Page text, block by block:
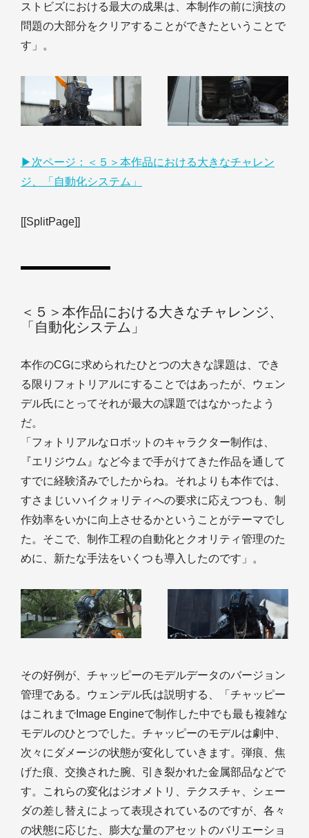
ストビズにおける最大の成果は、本制作の前に演技の
問題の大部分をクリアすることができたということで
す」。
▶︎次ページ：＜５＞本作品における大きなチャレン
ジ、「自動化システム」
[[SplitPage]]
＜５＞本作品における大きなチャレンジ、
「自動化システム」
本作のCGに求められたひとつの大きな課題は、でき
る限りフォトリアルにすることではあったが、ウェン
デル氏にとってそれが最大の課題ではなかったよう
だ。
「フォトリアルなロボットのキャラクター制作は、
『エリジウム』など今まで手がけてきた作品を通して
すでに経験済みでしたからね。それよりも本作では、
すさまじいハイクォリティへの要求に応えつつも、制
作効率をいかに向上させるかということがテーマでし
た。そこで、制作工程の自動化とクオリティ管理のた
めに、新たな手法をいくつも導入したのです」。
その好例が、チャッピーのモデルデータのバージョン
管理である。ウェンデル氏は説明する、「チャッピー
はこれまでImage Engineで制作した中でも最も複雑な
モデルのひとつでした。チャッピーのモデルは劇中、
次々にダメージの状態が変化していきます。弾痕、焦
げた痕、交換された腕、引き裂かれた金属部品などで
す。これらの変化はジオメトリ、テクスチャ、シェー
ダの差し替えによって表現されているのですが、各々
の状態に応じた、膨大な量のアセットのバリエーショ